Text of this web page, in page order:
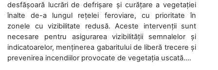
desfășoară lucrări de defrișare și curățare a vegetației
înalte de-a lungul rețelei feroviare, cu prioritate în
zonele cu vizibilitate redusă. Aceste intervenții sunt
necesare pentru asigurarea vizibilității semnalelor și
indicatoarelor, menținerea gabaritului de liberă trecere și
prevenirea incendiilor provocate de vegetația uscată....